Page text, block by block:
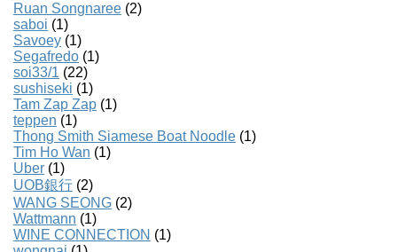
Ruan Songnaree (2)
saboi (1)
Savoey (1)
Segafredo (1)
soi33/1 (22)
sushiseki (1)
Tam Zap Zap (1)
teppen (1)
Thong Smith Siamese Boat Noodle (1)
Tim Ho Wan (1)
Uber (1)
UOB銀行 (2)
WANG SEONG (2)
Wattmann (1)
WINE CONNECTION (1)